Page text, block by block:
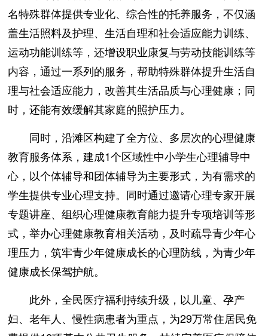
名特殊群体提供专业化、综合性的托养服务，不仅涵
盖生活照料及护理、生活自理和社会适应能力训练、
运动功能训练等，还增设职业康复与劳动技能训练等
内容，通过一系列的服务，帮助特殊群体提升生活自
理与社会适应能力，改善其生活品质与心理健康；同
时，还能有效缓解其家庭的照护压力。
同时，沿滩区构建了全方位、多层次的心理健康
教育服务体系，建成1个区域性中小学生心理辅导中
心，以个体辅导和团体辅导为主要形式，为有需求的
学生提供专业心理支持。同时通过邀请心理专家开展
专题讲座、组织心理健康教育能力提升专项培训等形
式，举办心理健康教育相关活动，及时疏导青少年心
理压力，筑牢青少年健康成长的心理防线，为青少年
健康成长保驾护航。
此外，全民医疗福利持续升级，以儿童、孕产
妇、老年人、慢性病患者为重点，为29万常住居民免